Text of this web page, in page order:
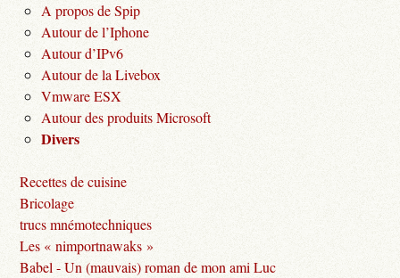
A propos de Spip
Autour de l’Iphone
Autour d’IPv6
Autour de la Livebox
Vmware ESX
Autour des produits Microsoft
Divers
Recettes de cuisine
Bricolage
trucs mnémotechniques
Les « nimportnawaks »
Babel - Un (mauvais) roman de mon ami Luc